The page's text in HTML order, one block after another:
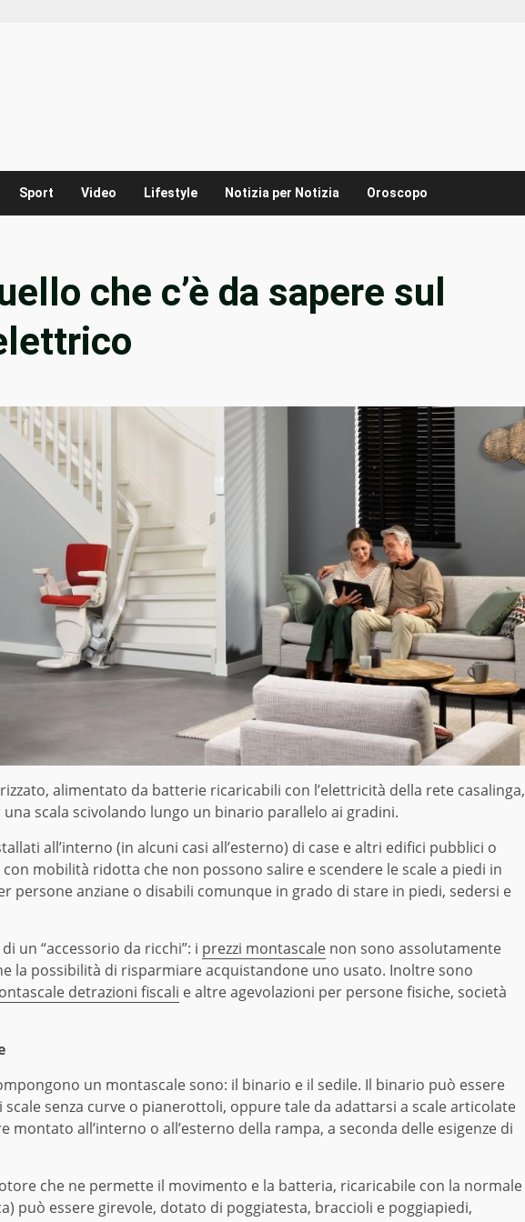
Sport Video Lifestyle Notizia per Notizia Oroscopo
che c’è da sapere sul
alimentato da batterie ricaricabili con l’elettricità della rete casalinga,
scala scivolando lungo un binario parallelo ai gradini.
all’interno (in alcuni casi all’esterno) di case e altri edifici pubblici o
mobilità ridotta che non possono salire e scendere le scale a piedi in
persone anziane o disabili comunque in grado di stare in piedi, sedersi e
un “accessorio da ricchi”: i prezzi montascale non sono assolutamente
la possibilità di risparmiare acquistandone uno usato. Inoltre sono
detrazioni fiscali e altre agevolazioni per persone fisiche, società
un montascale sono: il binario e il sedile. Il binario può essere
senza curve o pianerottoli, oppure tale da adattarsi a scale articolate
montato all’interno o all’esterno della rampa, a seconda delle esigenze di
che ne permette il movimento e la batteria, ricaricabile con la normale
può essere girevole, dotato di poggiatesta, braccioli e poggiapiedi,